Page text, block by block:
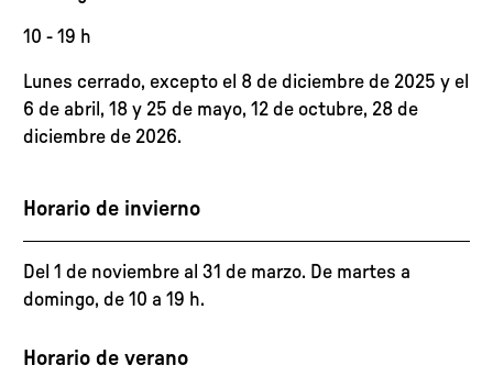
10 - 19 h
Lunes cerrado, excepto el 8 de diciembre de 2025 y el
6 de abril, 18 y 25 de mayo, 12 de octubre, 28 de
diciembre de 2026.
Horario de invierno
Del 1 de noviembre al 31 de marzo. De martes a
domingo, de 10 a 19 h.
Horario de verano